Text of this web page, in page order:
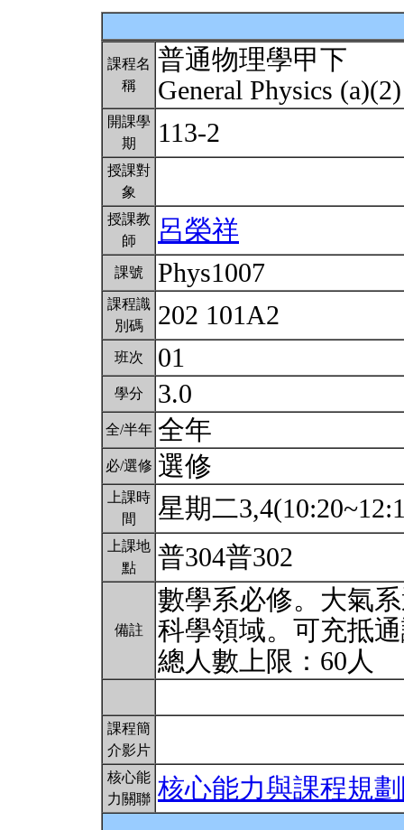
課程名
稱
普通物理學甲下
General Physics
開課學
期
113-2
授課對
象
授課教
師
呂榮祥
課號 Phys1007
課程識
別碼
202 101A2
班次 01
學分 3.0
全/半年 全年
必/選修 選修
上課時
間
星期二
上課地
點
普304普302
備註
數學系必修。大氣
科學領域。可充抵
總人數上限：60人
課程簡
介影片
核心能
力關聯 核心能力與課程規